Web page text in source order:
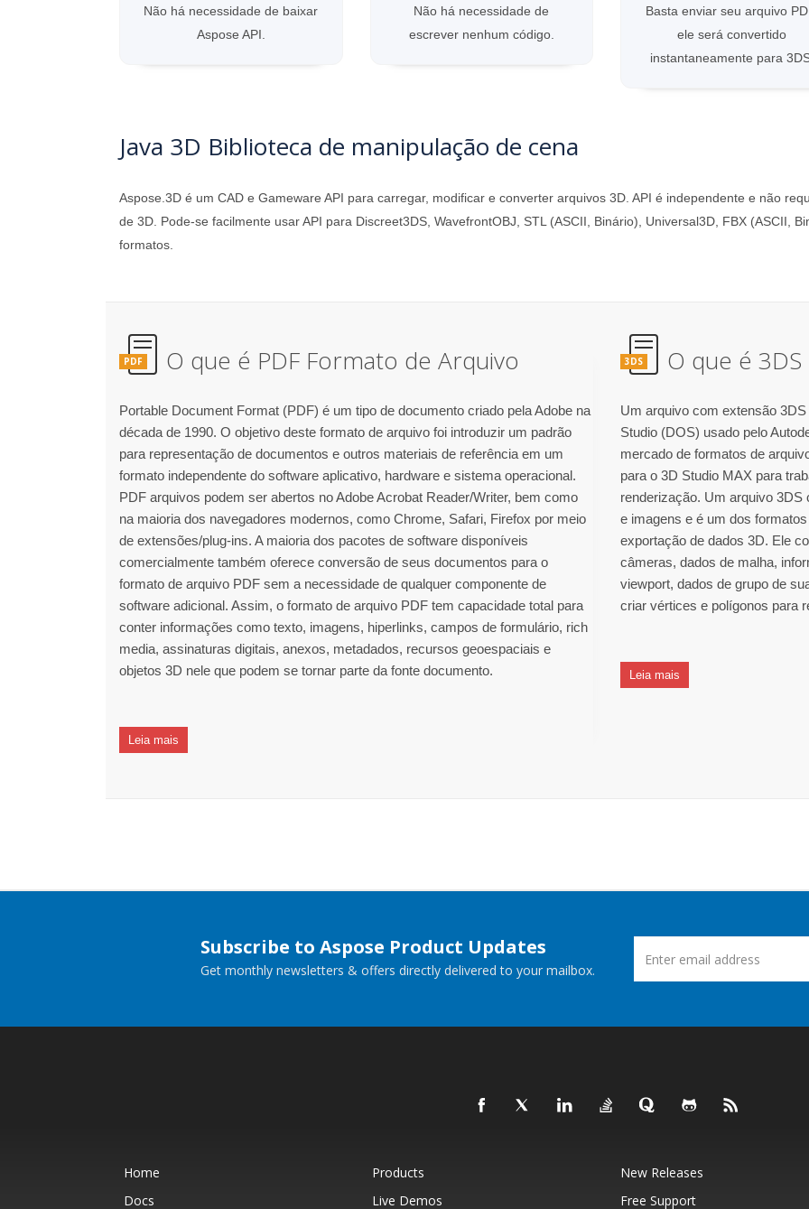
Não há necessidade de baixar
Aspose API.
Não há necessidade de
escrever nenhum código.
Basta enviar seu arquivo
ele será convertido
instantaneamente para
Java 3D Biblioteca de manipulação de cena
Aspose.3D é um CAD e Gameware API para carregar, modificar e converter arquivos 3D. API é independente e não
de 3D. Pode-se facilmente usar API para Discreet3DS, WavefrontOBJ, STL (ASCII, Binário), Universal3D, FBX (ASCII,
formatos.
PDF O que é PDF Formato de Arquivo
Portable Document Format (PDF) é um tipo de documento criado pela Adobe na
década de 1990. O objetivo deste formato de arquivo foi introduzir um padrão
para representação de documentos e outros materiais de referência em um
formato independente do software aplicativo, hardware e sistema operacional.
PDF arquivos podem ser abertos no Adobe Acrobat Reader/Writer, bem como
na maioria dos navegadores modernos, como Chrome, Safari, Firefox por meio
de extensões/plug-ins. A maioria dos pacotes de software disponíveis
comercialmente também oferece conversão de seus documentos para o
formato de arquivo PDF sem a necessidade de qualquer componente de
software adicional. Assim, o formato de arquivo PDF tem capacidade total para
conter informações como texto, imagens, hiperlinks, campos de formulário, rich
media, assinaturas digitais, anexos, metadados, recursos geoespaciais e
objetos 3D nele que podem se tornar parte da fonte documento.
Leia mais
3DS O que é
Um arquivo com extensão
Studio (DOS) usado pelo
mercado de formatos de
para o 3D Studio MAX para
renderização. Um arquivo
e imagens e é um dos
exportação de dados 3D. Ele
câmeras, dados de malha,
viewport, dados de grupo de
criar vértices e polígonos para
Leia mais
Subscribe to Aspose Product Updates
Get monthly newsletters & offers directly delivered to your mailbox.
Home Products
New Releases
Docs
Live Demos Free Support